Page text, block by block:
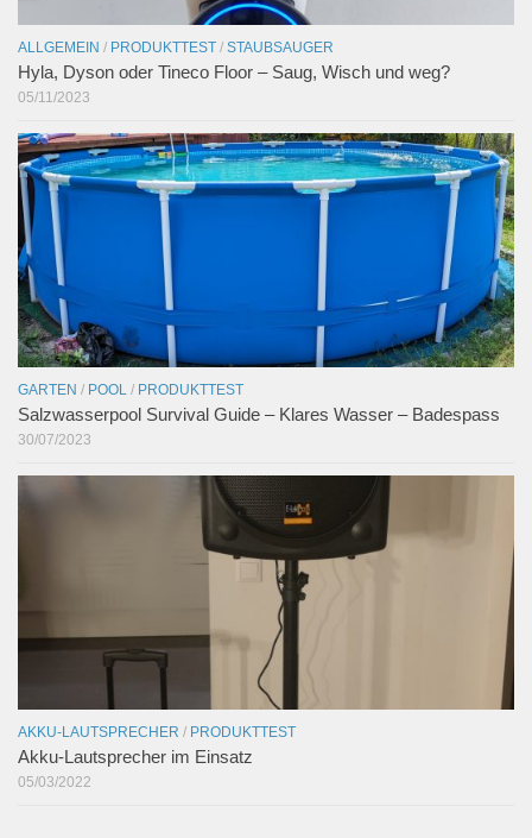
ALLGEMEIN / PRODUKTTEST / STAUBSAUGER
Hyla, Dyson oder Tineco Floor – Saug, Wisch und weg?
05/11/2023
GARTEN / POOL / PRODUKTTEST
Salzwasserpool Survival Guide – Klares Wasser – Badespass
30/07/2023
AKKU-LAUTSPRECHER / PRODUKTTEST
Akku-Lautsprecher im Einsatz
05/03/2022